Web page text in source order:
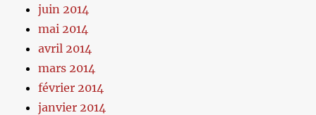
juin 2014
mai 2014
avril 2014
mars 2014
février 2014
janvier 2014